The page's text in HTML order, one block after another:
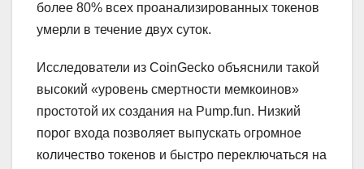
более 80% всех проанализированных токенов
умерли в течение двух суток.
Исследователи из CoinGecko объяснили такой
высокий «уровень смертности мемкоинов»
простотой их создания на Pump.fun. Низкий
порог входа позволяет выпускать огромное
количество токенов и быстро переключаться на